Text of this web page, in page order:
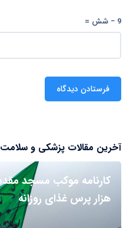
9 − شش =
آخرین مقالات پزشکی و سلامت
هزار پرس غذای روزانه